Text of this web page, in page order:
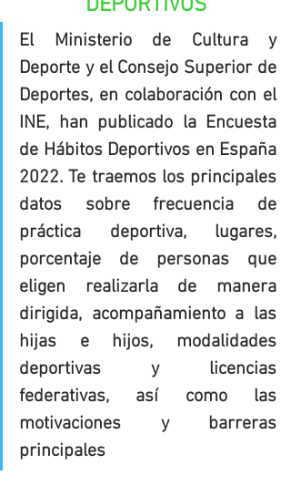
El Ministerio de Cultura y
Deporte y el Consejo Superior de
Deportes, en colaboración con el
INE, han publicado la Encuesta
de Hábitos Deportivos en España
2022. Te traemos los principales
datos sobre frecuencia de
práctica deportiva, lugares,
porcentaje de personas que
eligen realizarla de manera
dirigida, acompañamiento a las
hijas e hijos, modalidades
deportivas y licencias
federativas, así como las
motivaciones y barreras
principales